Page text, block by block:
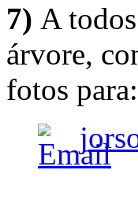
7) A
árvore,
fotos para: